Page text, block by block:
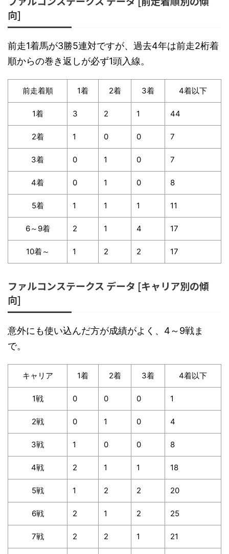
向]
前走1着馬が3勝5連対ですが、過去4年は前走2桁着
順からの巻き返しが必ず1頭入線。
前走着順 1着 2着 3着 4着以下
1着 3 2 1 44
2着 1 0 0 7
3着 0 1 0 7
4着 0 1 0 8
5着 1 1 1 11
6～9着 2 1 4 17
10着～ 1 2 2 17
ファルコンステークス データ [キャリア別の傾
向]
意外にも使い込んだ方が成績がよく、4～9戦ま
で。
キャリア 1着 2着 3着 4着以下
1戦 0 0 0 1
2戦 0 1 0 4
3戦 1 0 0 8
4戦 2 1 1 18
5戦 1 2 2 20
6戦 2 1 2 25
7戦 2 2 1 21